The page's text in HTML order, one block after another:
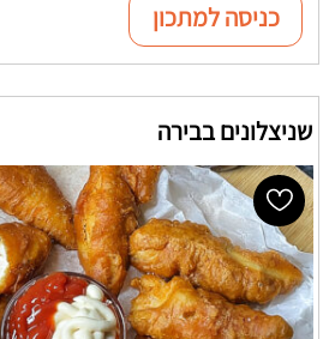
כניסה למתכון
שניצלונים בבירה